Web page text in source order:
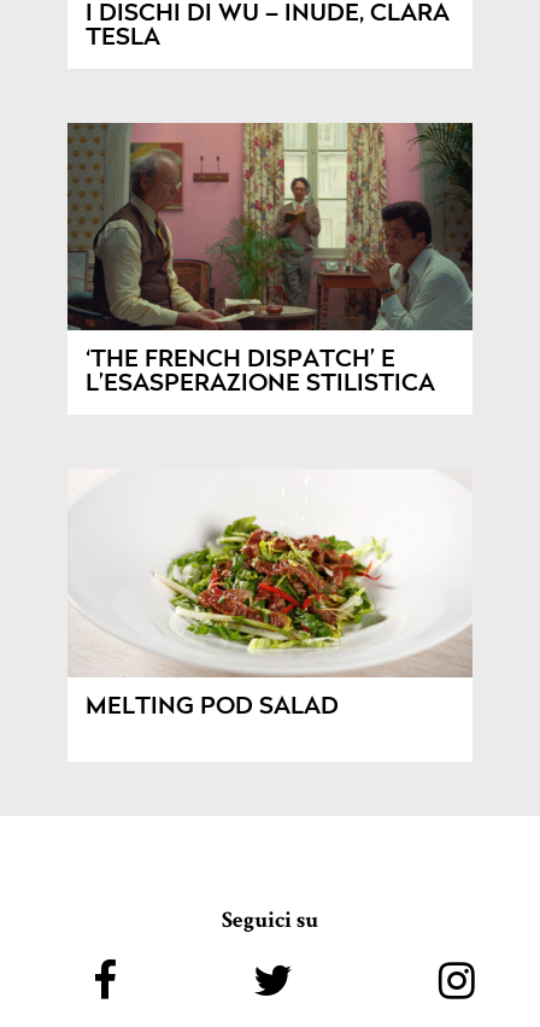
I DISCHI DI WU – INUDE, CLARA
TESLA
‘THE FRENCH DISPATCH’ E
L’ESASPERAZIONE STILISTICA
MELTING POD SALAD
Seguici su